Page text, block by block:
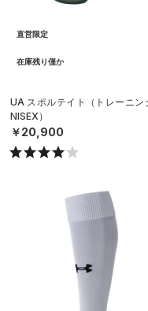
直営限定
在庫残り僅か
UA スポルテイト（トレーニン
NISEX）
￥20,900